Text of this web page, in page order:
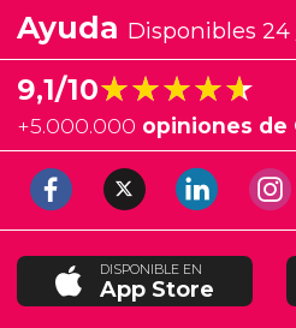
Ayuda Disponibles 24
9,1/10★★★★★
★★★★★
+5.000.000 opiniones de
DISPONIBLE EN
App Store